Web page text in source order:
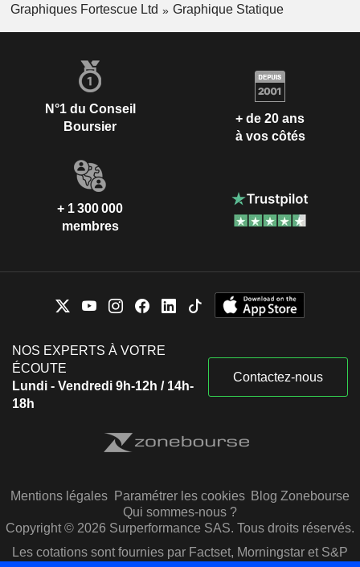
Graphiques Fortescue Ltd
Graphique Statique
N°1 du Conseil
Boursier
+ de 20 ans
à vos côtés
+ 1 300 000
membres
NOS EXPERTS À VOTRE
ÉCOUTE
Lundi - Vendredi 9h-12h / 14h-
18h
Contactez-nous
Mentions légales Paramétrer les cookies Blog Zonebourse
Qui sommes-nous ?
Copyright © 2026 Surperformance SAS. Tous droits réservés.
Les cotations sont fournies par Factset, Morningstar et S&P